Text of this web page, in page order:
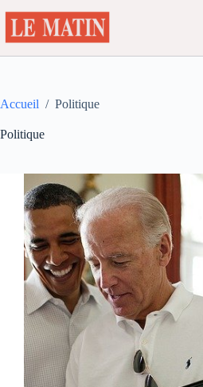
au
contenu
Accueil / Politique
Politique